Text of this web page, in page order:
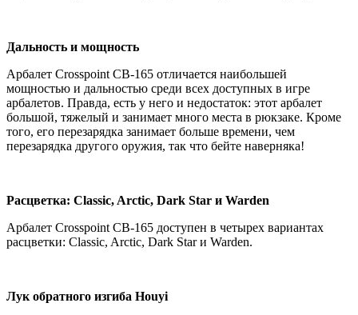
Дальность и мощность
Арбалет Crosspoint CB-165 отличается наибольшей
мощностью и дальностью среди всех доступных в игре
арбалетов. Правда, есть у него и недостаток: этот арбалет
большой, тяжелый и занимает много места в рюкзаке. Кроме
того, его перезарядка занимает больше времени, чем
перезарядка другого оружия, так что бейте наверняка!
Расцветка: Classic, Arctic, Dark Star и Warden
Арбалет Crosspoint CB-165 доступен в четырех вариантах
расцветки: Classic, Arctic, Dark Star и Warden.
Лук обратного изгиба Houyi